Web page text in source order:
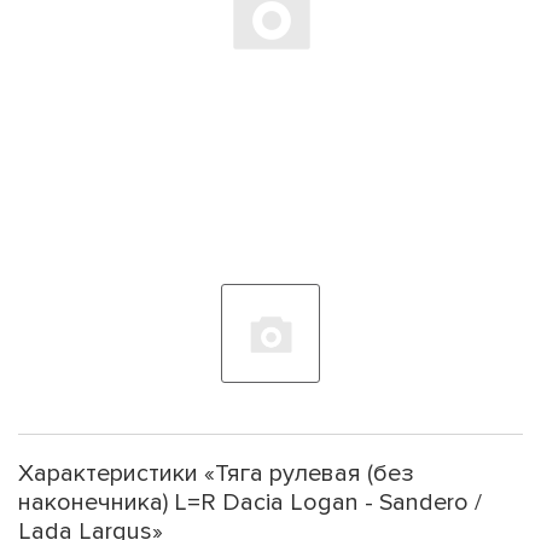
Характеристики «Тяга рулевая (без
наконечника) L=R Dacia Logan - Sandero /
Lada Largus»